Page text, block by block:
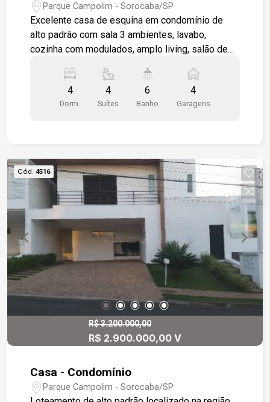
Parque Campolim - Sorocaba/SP
Excelente casa de esquina em condomínio de
alto padrão com sala 3 ambientes, lavabo,
cozinha com modulados, amplo living, salão de
Espaço gourmet integrado com a piscina e
quintal. 4 suítes moduladas, sendo 1 máster.
excelente acabamento na região mais nobre da
4
Dorm.
4
Suítes
6
Banho
4
Garagens
Cód. 4516
R$ 3.200.000,00
R$ 2.900.000,00 V
Casa - Condomínio
Parque Campolim - Sorocaba/SP